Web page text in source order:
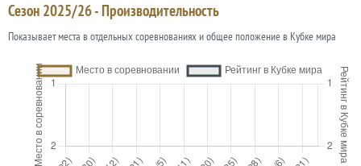
Сезон 2025/26 - Производительность
Показывает места в отдельных соревнованиях и общее положение в Кубке мира